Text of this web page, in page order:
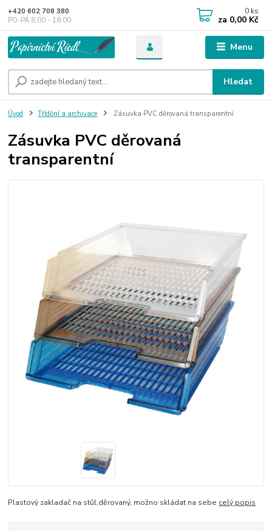
Menu
Hledat
+420 602 708 380
PO-PÁ 8,00 - 18,00
0 ks
za 0,00 Kč
Úvod Třídění a archivace Zásuvka PVC děrovaná transparentní
Zásuvka PVC děrovaná
transparentní
Plastový zakladač na stůl,děrovaný, možno skládat na sebe celý popis